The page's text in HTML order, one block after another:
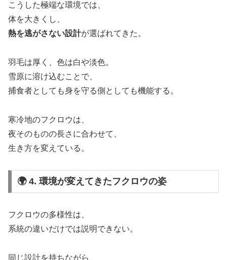
こうした極端な環境では、
体を大きくし、
熱を逃がさない設計が選ばれてきた。
羽毛は厚く、色は白や淡色。
雪原に溶け込むことで、
捕食者としても身を守る側としても機能する。
寒冷地のフクロウは、
夜そのものの長さに合わせて、
生き方を変えている。
🌍 4. 環境が変えてきたフクロウの姿
フクロウの多様性は、
系統の違いだけでは説明できない。
同じ設計を持ちながら、